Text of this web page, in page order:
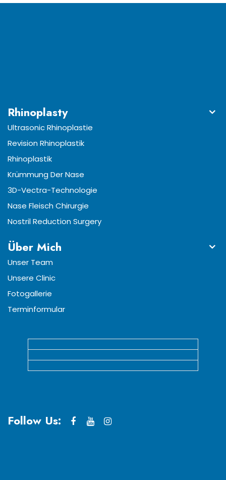
Rhinoplasty
Ultrasonic Rhinoplastie
Revision Rhinoplastik
Rhinoplastik
Krümmung Der Nase
3D-Vectra-Technologie
Nase Fleisch Chirurgie
Nostril Reduction Surgery
Über Mich
Unser Team
Unsere Clinic
Fotogallerie
Terminformular
Follow Us: